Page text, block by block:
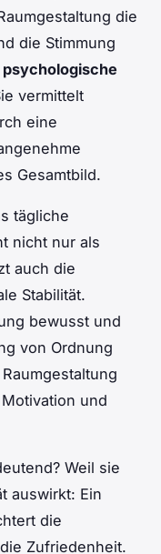
die
die Stimmung
psychologische
vermittelt
eine
Gesamtbild.
tägliche
nicht nur als
auch die
Stabilität.
bewusst und
von Ordnung
und
Weil sie
auswirkt: Ein
die
Zufriedenheit.